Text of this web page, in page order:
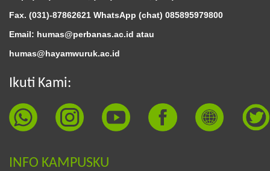
Fax. (031)-87862621 WhatsApp (chat) 085895979800
Email: humas@perbanas.ac.id atau
humas@hayamwuruk.ac.id
Ikuti Kami:
INFO KAMPUSKU